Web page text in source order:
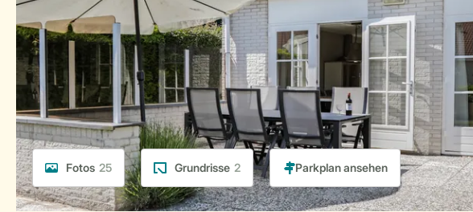
Fotos 25 Grundrisse 2